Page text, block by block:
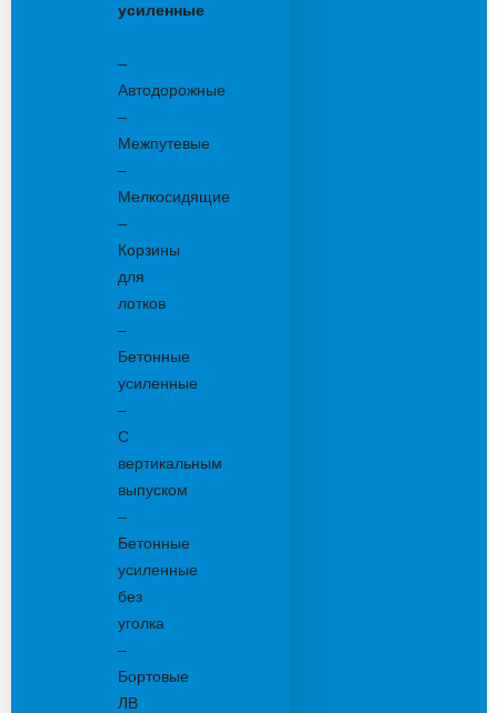
усиленные
–
Автодорожные
–
Межпутевые
–
Мелкосидящие
–
Корзины
для
лотков
–
Бетонные
усиленные
–
С
вертикальным
выпуском
–
Бетонные
усиленные
без
уголка
–
Бортовые
ЛВ